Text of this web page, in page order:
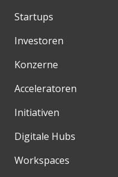
Startups
Investoren
Konzerne
Acceleratoren
Initiativen
Digitale Hubs
Workspaces